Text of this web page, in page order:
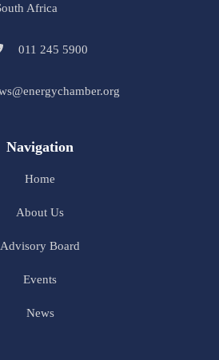
Africa
011 245 5900
Navigation
Home
About Us
Advisory Board
Events
News